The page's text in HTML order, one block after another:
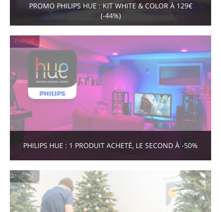
PROMO PHILIPS HUE : KIT WHITE & COLOR À 129€
(-44%)
EXPIRÉ
PHILIPS HUE : 1 PRODUIT ACHETÉ, LE SECOND À -50%
EXPIRÉ